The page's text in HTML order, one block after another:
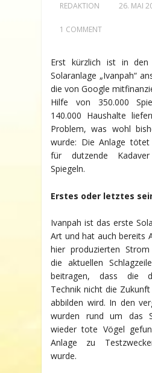
REDAKTION 26. MAI
1 COMMENT
Erst kürzlich ist in den
Solaranlage „Ivanpah“
die von Google
Hilfe von 350.000
140.000 Haushalte
Problem, was wohl
wurde: Die Anlage
für dutzende
Spiegeln.
Erstes oder letztes
Ivanpah ist das erste
Art und hat auch bereits
hier produzierten
die aktuellen
beitragen, dass die
Technik nicht die
abbilden wird. In den
wurden rund um das
wieder tote Vögel
Anlage zu
wurde.